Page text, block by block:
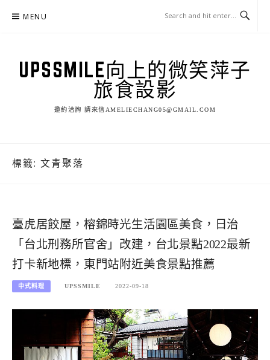
MENU
UPSSMILE向上的微笑萍子
旅食設影
邀約洽詢 請來信AMELIECHANG05@GMAIL.COM
標籤: 文青聚落
臺虎居餃屋，榕錦時光生活園區美食，日治
「台北刑務所官舍」改建，台北景點2022最新
打卡新地標，東門站附近美食景點推薦
中式料理 UPSSMILE 2022-09-18